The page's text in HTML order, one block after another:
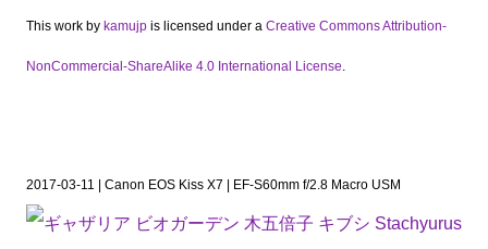
This work by kamujp is licensed under a Creative Commons Attribution-
NonCommercial-ShareAlike 4.0 International License.
2017-03-11 | Canon EOS Kiss X7 | EF-S60mm f/2.8 Macro USM